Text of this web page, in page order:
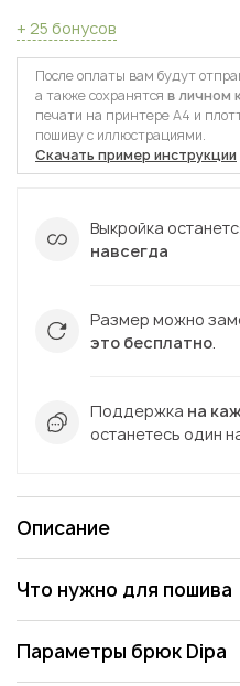
+ 25 бонусов
После оплаты вам будут
а также сохранятся в личном
печати на принтере А4 и
пошиву с иллюстрациями.
Скачать пример инструкции
Выкройка
навсегда
Размер можно
это бесплатно
Поддержка на
останетесь один
Описание
Что нужно для пошива
Параметры брюк Dipa